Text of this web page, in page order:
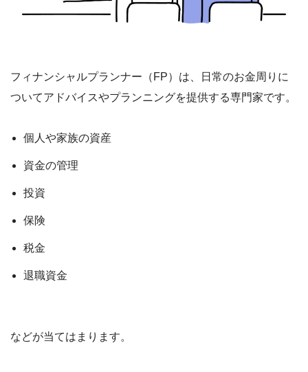
フィナンシャルプランナー（FP）は、日常のお金周りに
ついてアドバイスやプランニングを提供する専門家です。
個人や家族の資産
資金の管理
投資
保険
税金
退職資金
などが当てはまります。